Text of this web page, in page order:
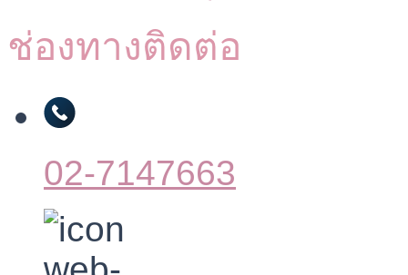
ช่องทางติดต่อ
02-7147663